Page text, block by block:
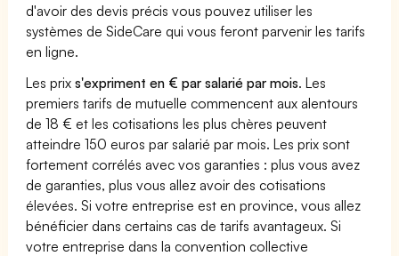
d'avoir des devis précis vous pouvez utiliser les
systèmes de SideCare qui vous feront parvenir les tarifs
en ligne.
Les prixs'expriment en € par salarié par mois. Les
premiers tarifs de mutuelle commencent aux alentours
de 18 € et les cotisations les plus chères peuvent
atteindre 150 euros par salarié par mois. Les prix sont
fortement corrélés avec vos garanties : plus vous avez
de garanties, plus vous allez avoir des cotisations
élevées. Si votre entreprise est en province, vous allez
bénéficier dans certains cas de tarifs avantageux. Si
votre entreprise dans la convention collective